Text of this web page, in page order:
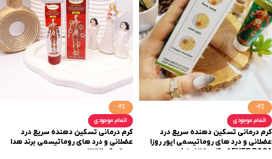
-2%
اتمام موجودی
کرم درمانی تسکین دهنده سریع درد
عضلانی و درد های روماتیسمی ایور روزا
EVER ROSA کد 25004 | پخش عمده
-2%
اتمام موجودی
کرم درمانی تسکین دهنده سریع درد
عضلانی و درد های روماتیسمی برند هدا
بیوتی کد 3221